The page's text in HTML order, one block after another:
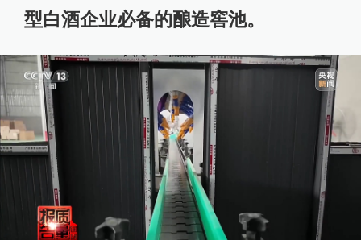
型白酒企业必备的酿造窖池。